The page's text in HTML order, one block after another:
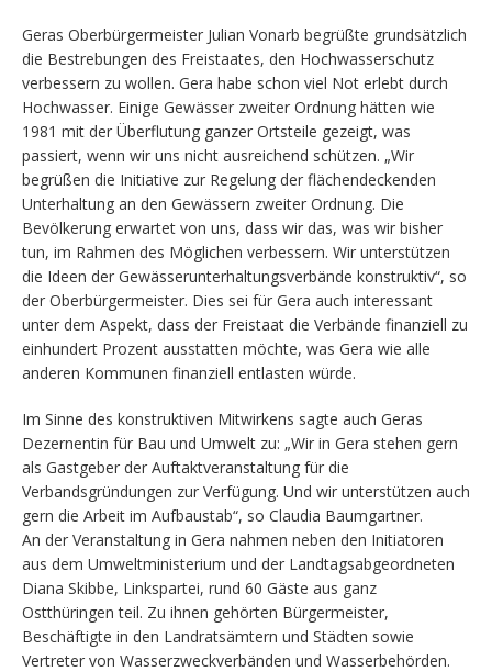
Geras Oberbürgermeister Julian Vonarb begrüßte grundsätzlich
die Bestrebungen des Freistaates, den Hochwasserschutz
verbessern zu wollen. Gera habe schon viel Not erlebt durch
Hochwasser. Einige Gewässer zweiter Ordnung hätten wie
1981 mit der Überflutung ganzer Ortsteile gezeigt, was
passiert, wenn wir uns nicht ausreichend schützen. „Wir
begrüßen die Initiative zur Regelung der flächendeckenden
Unterhaltung an den Gewässern zweiter Ordnung. Die
Bevölkerung erwartet von uns, dass wir das, was wir bisher
tun, im Rahmen des Möglichen verbessern. Wir unterstützen
die Ideen der Gewässerunterhaltungsverbände konstruktiv“, so
der Oberbürgermeister. Dies sei für Gera auch interessant
unter dem Aspekt, dass der Freistaat die Verbände finanziell zu
einhundert Prozent ausstatten möchte, was Gera wie alle
anderen Kommunen finanziell entlasten würde.
Im Sinne des konstruktiven Mitwirkens sagte auch Geras
Dezernentin für Bau und Umwelt zu: „Wir in Gera stehen gern
als Gastgeber der Auftaktveranstaltung für die
Verbandsgründungen zur Verfügung. Und wir unterstützen auch
gern die Arbeit im Aufbaustab“, so Claudia Baumgartner.
An der Veranstaltung in Gera nahmen neben den Initiatoren
aus dem Umweltministerium und der Landtagsabgeordneten
Diana Skibbe, Linkspartei, rund 60 Gäste aus ganz
Ostthüringen teil. Zu ihnen gehörten Bürgermeister,
Beschäftigte in den Landratsämtern und Städten sowie
Vertreter von Wasserzweckverbänden und Wasserbehörden.